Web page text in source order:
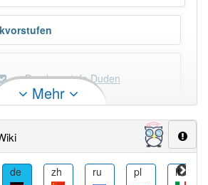
Druckvorstufe Duden
Mehr
de zh ru pl it